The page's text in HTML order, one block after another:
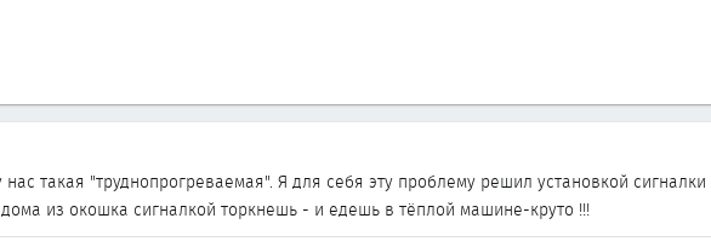
такая "труднопрогреваемая". Я для себя эту проблему решил установкой
из окошка сигналкой торкнешь - и едешь в тёплой машине-круто !!!